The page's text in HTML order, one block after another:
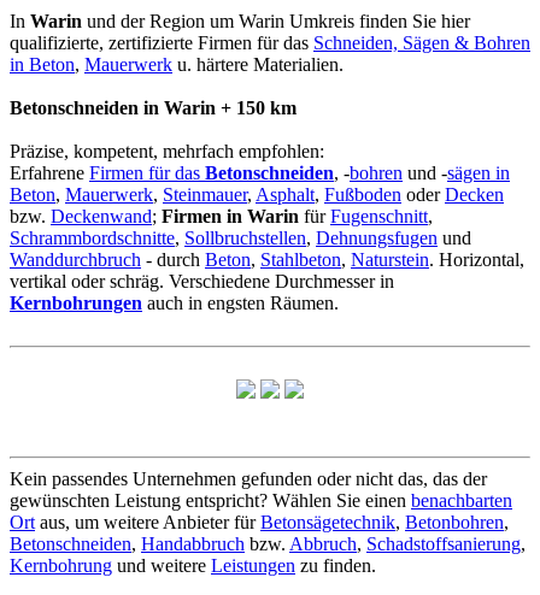
In Warin und der Region um Warin Umkreis finden Sie hier
qualifizierte, zertifizierte Firmen für das Schneiden, Sägen & Bohren
in Beton, Mauerwerk u. härtere Materialien.
Betonschneiden in Warin + 150 km
Präzise, kompetent, mehrfach empfohlen:
Erfahrene Firmen für das Betonschneiden, -bohren und -sägen in
Beton, Mauerwerk, Steinmauer, Asphalt, Fußboden oderDecken
bzw. Deckenwand; Firmen in Warin fürFugenschnitt,
Schrammbordschnitte, Sollbruchstellen, Dehnungsfugen und
Wanddurchbruch - durch Beton, Stahlbeton, Naturstein. Horizontal,
vertikal oder schräg. Verschiedene Durchmesser in
Kernbohrungen auch in engsten Räumen.
Kein passendes Unternehmen gefunden oder nicht das, das der
gewünschten Leistung entspricht? Wählen Sie einen benachbarten
Ort aus, um weitere Anbieter fürBetonsägetechnik, Betonbohren,
Betonschneiden, Handabbruch bzw. Abbruch, Schadstoffsanierung,
Kernbohrung und weitere Leistungen zu finden.